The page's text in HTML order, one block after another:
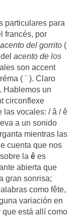
particulares para
francés, por
acento del gorrito (
acento de los
son accent
( ¨ ). Claro
Hablemos un
circonflexe
las vocales: / â / ê
a un sonido
mientras las
cuenta que nos
la ê es
abierta que
gran sonrisa;
como fête,
variación en
que está allí como